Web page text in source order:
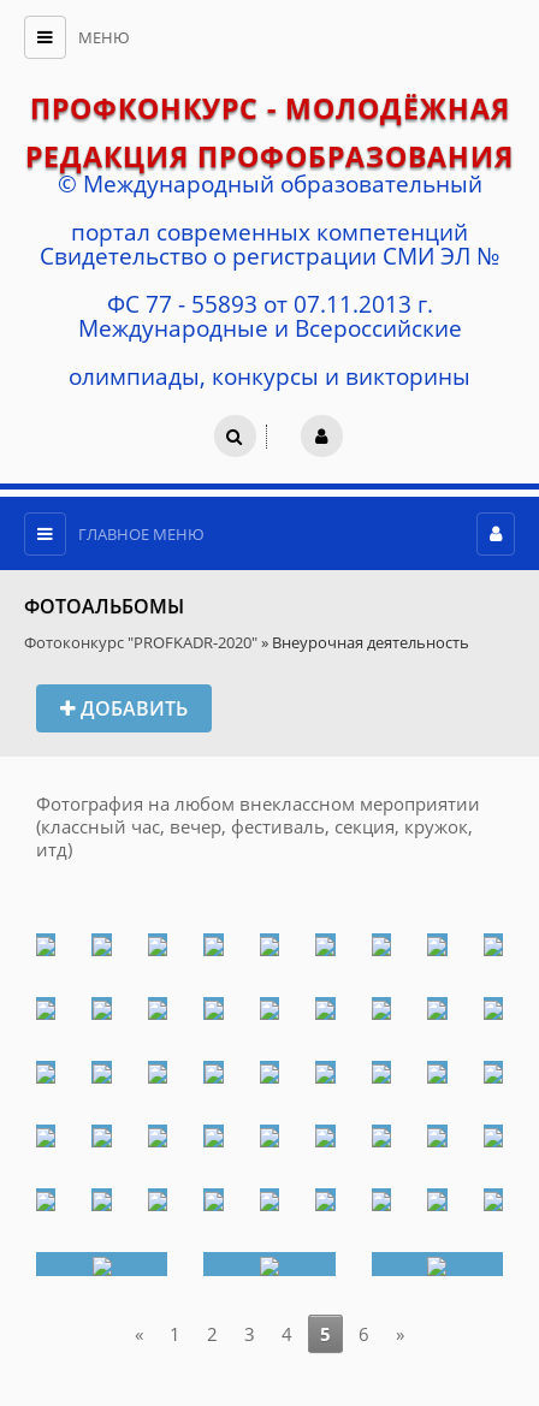
МЕНЮ
ПРОФКОНКУРС - МОЛОДЁЖНАЯ
РЕДАКЦИЯ ПРОФОБРАЗОВАНИЯ
© Международный образовательный
портал современных компетенций
Cвидетельство о регистрации СМИ ЭЛ №
ФС 77 - 55893 от 07.11.2013 г.
Международные и Всероссийские
олимпиады, конкурсы и викторины
ГЛАВНОЕ МЕНЮ
ФОТОАЛЬБОМЫ
Фотоконкурс "PROFKADR-2020"» Внеурочная деятельность
ДОБАВИТЬ
Фотография на любом внеклассном мероприятии
(классный час, вечер, фестиваль, секция, кружок,
итд)
« 1 2 3 4 5 6 »